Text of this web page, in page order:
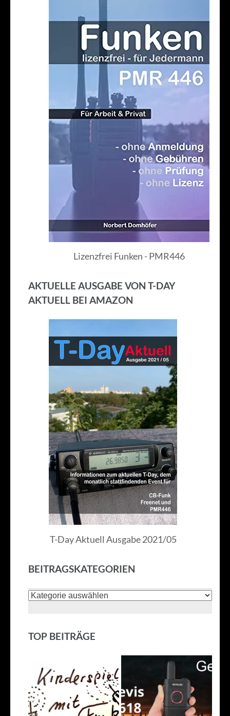
Lizenzfrei Funken - PMR446
AKTUELLE AUSGABE VON T-DAY
AKTUELL BEI AMAZON
T-Day Aktuell Ausgabe 2021/05
BEITRAGSKATEGORIEN
Beitragskategorien
TOP BEITRÄGE